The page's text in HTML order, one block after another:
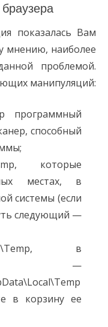
показалась Вам
мнению, наиболее
проблемой.
манипуляций:
программный
способный
которые
местах, в
системы (если
следующий —
в
10 —
в корзину ее